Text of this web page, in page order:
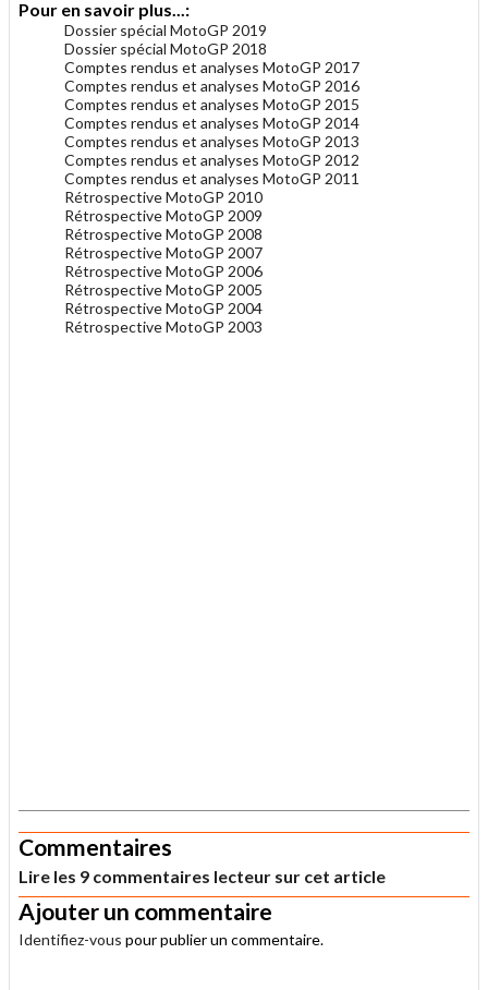
Pour en savoir plus...:
Dossier spécial MotoGP 2019
Dossier spécial MotoGP 2018
Comptes rendus et analyses MotoGP 2017
Comptes rendus et analyses MotoGP 2016
Comptes rendus et analyses MotoGP 2015
Comptes rendus et analyses MotoGP 2014
Comptes rendus et analyses MotoGP 2013
Comptes rendus et analyses MotoGP 2012
Comptes rendus et analyses MotoGP 2011
Rétrospective MotoGP 2010
Rétrospective MotoGP 2009
Rétrospective MotoGP 2008
Rétrospective MotoGP 2007
Rétrospective MotoGP 2006
Rétrospective MotoGP 2005
Rétrospective MotoGP 2004
Rétrospective MotoGP 2003
Commentaires
Lire les 9 commentaires lecteur sur cet article
Ajouter un commentaire
Identifiez-vous pour publier un commentaire.